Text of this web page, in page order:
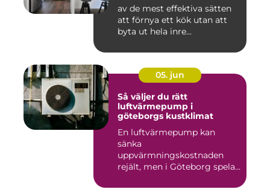
av de mest effektiva sätten
att förnya ett kök utan att
byta ut hela inre...
05. jun
Så väljer du rätt
luftvärmepump i
göteborgs kustklimat
En luftvärmepump kan
sänka
uppvärmningskostnaden
rejält, men i Göteborg spelar